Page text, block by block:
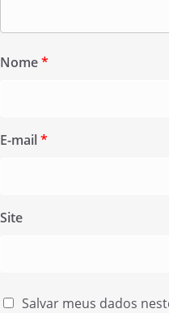
Nome*
E-mail*
Site
Salvar meus dados